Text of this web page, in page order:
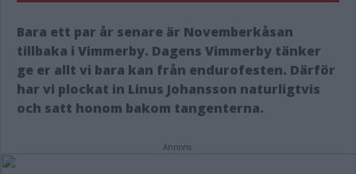
Bara ett par år senare är Novemberkåsan
tillbaka i Vimmerby. Dagens Vimmerby tänker
ge er allt vi bara kan från endurofesten. Därför
har vi plockat in Linus Johansson naturligtvis
och satt honom bakom tangenterna.
Annons: